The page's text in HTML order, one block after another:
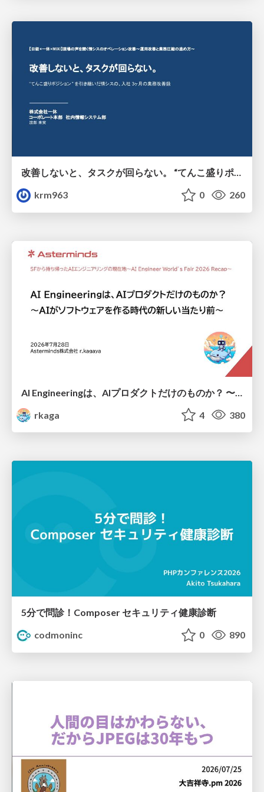
改善しないと、タスクが回らない。 “てんこ盛りポジション” を引き継いだ情シスの、入社3ヶ月の業務改善録
krm963
0 260
rkaga
4 380
5分で問診！Composer セキュリティ健康診断
codmoninc
0 890